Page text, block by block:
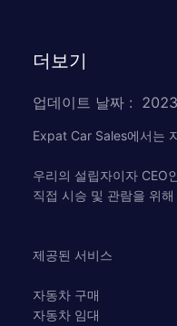
더보기
업데이트 날짜 :
Expat Car Sales에서는
우리의 설립자이자 CEO
직접 시승 및 관람을 위
제공된 서비스
자동차 구매
자동차 임대